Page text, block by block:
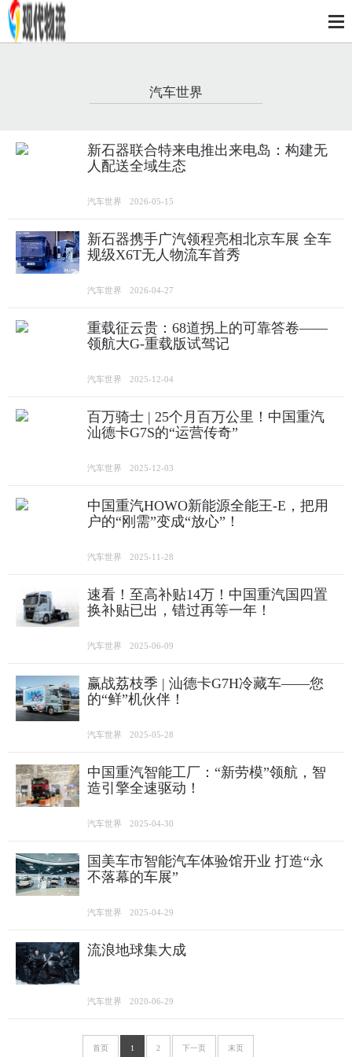
汽车世界
新石器联合特来电推出来电岛：构建无
人配送全域生态
汽车世界 2026-05-15
新石器携手广汽领程亮相北京车展 全车
规级X6T无人物流车首秀
汽车世界 2026-04-27
重载征云贵：68道拐上的可靠答卷——
领航大G-重载版试驾记
汽车世界 2025-12-04
百万骑士 | 25个月百万公里！中国重汽
汕德卡G7S的“运营传奇”
汽车世界 2025-12-03
中国重汽HOWO新能源全能王-E，把用
户的“刚需”变成“放心”！
汽车世界 2025-11-28
速看！至高补贴14万！中国重汽国四置
换补贴已出，错过再等一年！
汽车世界 2025-06-09
赢战荔枝季 | 汕德卡G7H冷藏车——您
的“鲜”机伙伴！
汽车世界 2025-05-28
中国重汽智能工厂：“新劳模”领航，智
造引擎全速驱动！
汽车世界 2025-04-30
国美车市智能汽车体验馆开业 打造“永
不落幕的车展”
汽车世界 2025-04-29
流浪地球集大成
汽车世界 2020-06-29
首页 1 2 下一页 末页